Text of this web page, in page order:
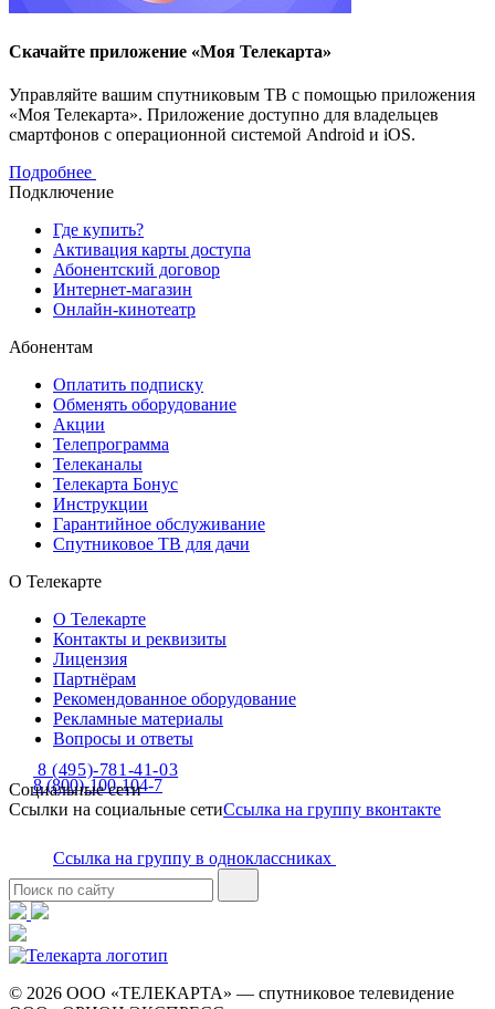
Скачайте приложение «Моя Телекарта»
Управляйте вашим спутниковым ТВ с помощью приложения
«Моя Телекарта». Приложение доступно для владельцев
смартфонов с операционной системой Android и iOS.
Подробнее
Подключение
Где купить?
Активация карты доступа
Абонентский договор
Интернет-магазин
Онлайн-кинотеатр
Абонентам
Оплатить подписку
Обменять оборудование
Акции
Телепрограмма
Телеканалы
Телекарта Бонус
Инструкции
Гарантийное обслуживание
Спутниковое ТВ для дачи
О Телекарте
О Телекарте
Контакты и реквизиты
Лицензия
Партнёрам
Рекомендованное оборудование
Рекламные материалы
Вопросы и ответы
8 (800)-100-104-7
8 (495)-781-41-03
Социальные сети
Ссылки на социальные сетиСсылка на группу вконтакте
Ссылка на группу в одноклассниках
© 2026 ООО «ТЕЛЕКАРТА» — спутниковое телевидение